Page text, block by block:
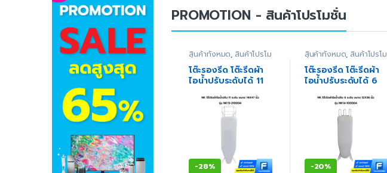
PROMOTION - สินค้าโปรโมชั่น
สินค้าทั้งหมด, สินค้าโปรโม
ชั่น อุปกรณ์เสริม
เสริมสำหรับบ้าน
โต๊ะรองรีด โต๊ะรีดผ้า
ไอน้ำปรับระดับได้ 11
-28%
สินค้าทั้งหมด, สินค้าโปรโม
ชั่น อุปกรณ์เสริม
เสริมสำหรับบ้าน
โต๊ะรองรีด โต๊ะรีดผ้า
ไอน้ำปรับระดับได้ 6
-20%